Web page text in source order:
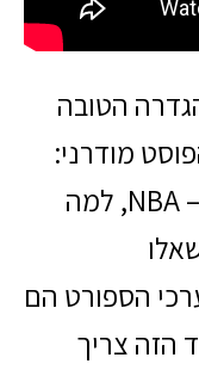
הטובה
מודרני:
"הייתה לו קריירה מובטחת ב – NBA, למה
הספורט הם
הזה צריך